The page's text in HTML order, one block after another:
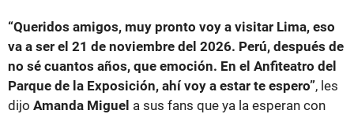
“Queridos amigos, muy pronto voy a visitar Lima, eso
va a ser el 21 de noviembre del 2026. Perú, después de
no sé cuantos años, que emoción. En el Anfiteatro del
Parque de la Exposición, ahí voy a estar te espero”, les
dijo Amanda Miguel a sus fans que ya la esperan con